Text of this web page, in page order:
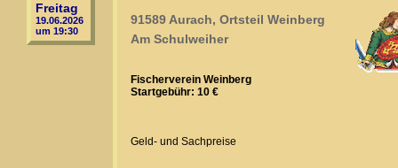
Freitag
19.06.2026
um 19:30
91589 Aurach, Ortsteil Weinberg
Am Schulweiher
Fischerverein Weinberg
Startgebühr: 10 €
Geld- und Sachpreise